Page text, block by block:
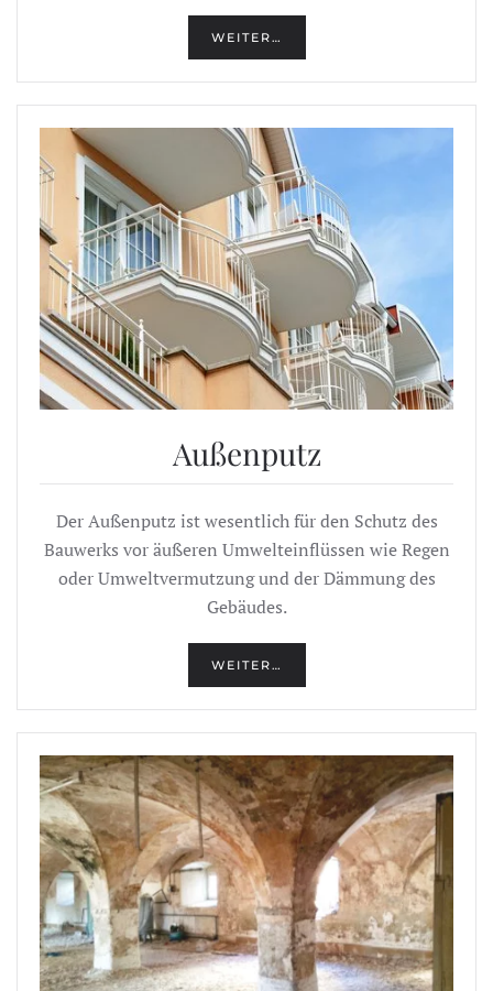
WEITER…
Außenputz
Der Außenputz ist wesentlich für den Schutz des
Bauwerks vor äußeren Umwelteinflüssen wie Regen
oder Umweltvermutzung und der Dämmung des
Gebäudes.
WEITER…